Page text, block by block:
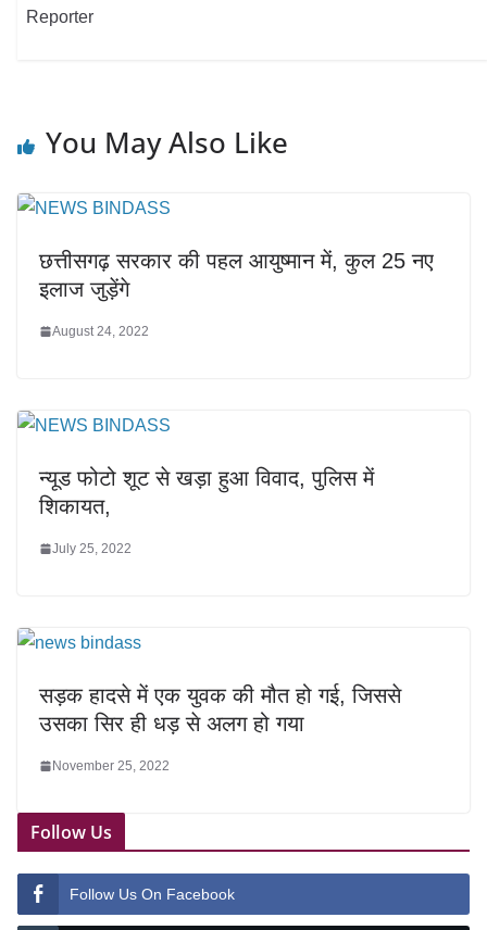
Reporter
You May Also Like
छत्तीसगढ़ सरकार की पहल आयुष्मान में, कुल 25 नए
इलाज जुड़ेंगे
August 24, 2022
न्यूड फोटो शूट से खड़ा हुआ विवाद, पुलिस में
शिकायत,
July 25, 2022
सड़क हादसे में एक युवक की मौत हो गई, जिससे
उसका सिर ही धड़ से अलग हो गया
November 25, 2022
Follow Us
Follow Us On Facebook